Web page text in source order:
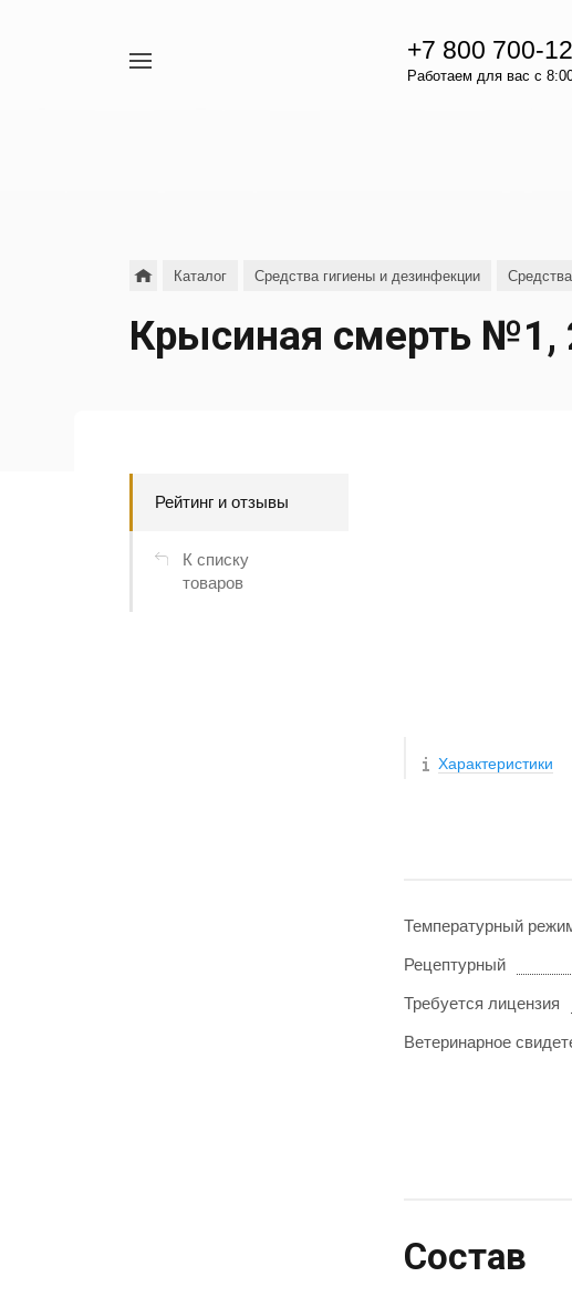
+7 800 700-
Работаем для вас с
Каталог Средства гигиены и дезинфекции
Крысиная смерть №1,
Рейтинг и отзывы
К списку
товаров
Характеристики
Температурный
Рецептурный
Требуется лицензия
Ветеринарное
Состав